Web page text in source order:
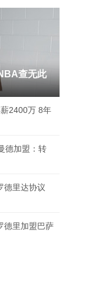
查无此
2400万 8年
德加盟：转
德里达协议
德里加盟巴萨